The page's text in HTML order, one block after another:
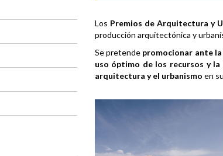
Los Premios de Arquitectura y
producción arquitectónica y
Se pretende promocionar ante
uso óptimo de los recursos y
arquitectura y el urbanismo en